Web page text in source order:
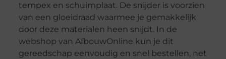
tempex en schuimplaat. De snijder is voorzien
van een gloeidraad waarmee je gemakkelijk
door deze materialen heen snijdt. In de
webshop van AfbouwOnline kun je dit
gereedschap eenvoudig en snel bestellen, net